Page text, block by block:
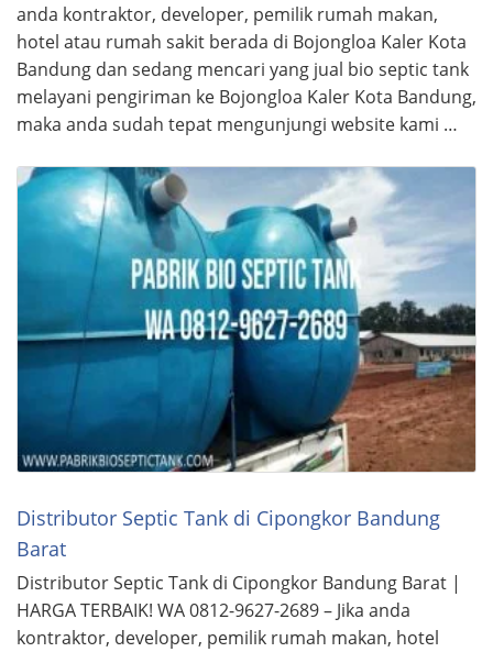
anda kontraktor, developer, pemilik rumah makan,
hotel atau rumah sakit berada di Bojongloa Kaler Kota
Bandung dan sedang mencari yang jual bio septic tank
melayani pengiriman ke Bojongloa Kaler Kota Bandung,
maka anda sudah tepat mengunjungi website kami …
Distributor Septic Tank di Cipongkor Bandung
Barat
Distributor Septic Tank di Cipongkor Bandung Barat |
HARGA TERBAIK! WA 0812-9627-2689 – Jika anda
kontraktor, developer, pemilik rumah makan, hotel